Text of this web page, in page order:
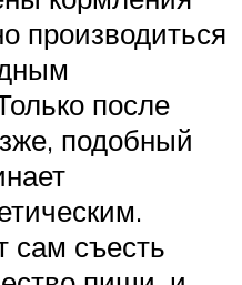
производиться
после
подобный
сам съесть